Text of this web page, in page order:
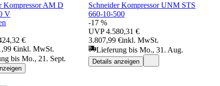
Kompressor AM D
V
€
€inkl. MwSt.
bis Mo., 21. Sept.
Schneider Kompressor UNM STS
660-10-500
-17 %
UVP 4.580,31 €
3.807,99 €inkl. MwSt.
Lieferung bis Mo., 31. Aug.
Details anzeigen